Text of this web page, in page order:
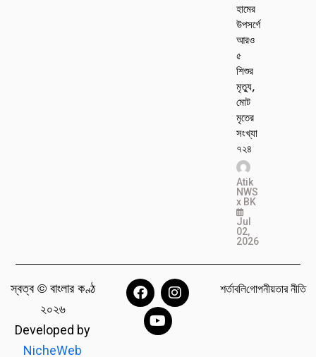
হামের
উপসর্গে
আরও
৫
শিশুর
মৃত্যু,
মোট
মৃতের
সংখ্যা
৭২৪
Atik
NWS
x BK
Jul
02,
2026
স্বত্ব © বাংলার কণ্ঠ
২০২৬
Developed by
NicheWeb
শর্তাবলিগোপনীয়তার নীতি